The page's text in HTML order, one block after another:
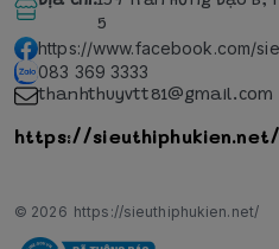
5
https://www.facebook.com/
083 369 3333
thanhthuyvtt81@gmail.com
https://sieuthiphukien.net/
© 2026 https://sieuthiphukien.net/